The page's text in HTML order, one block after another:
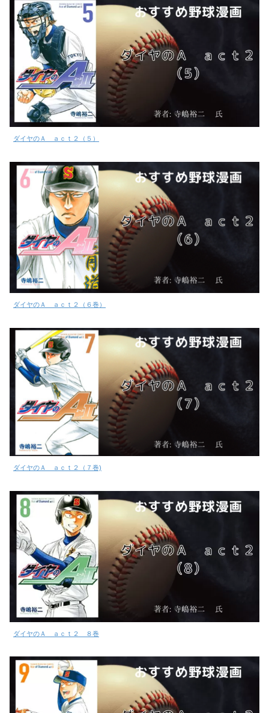
ダイヤのＡ ａｃｔ２（５）
ダイヤのＡ ａｃｔ２（６巻）
ダイヤのＡ ａｃｔ２（７巻)
ダイヤのＡ ａｃｔ２ ８巻